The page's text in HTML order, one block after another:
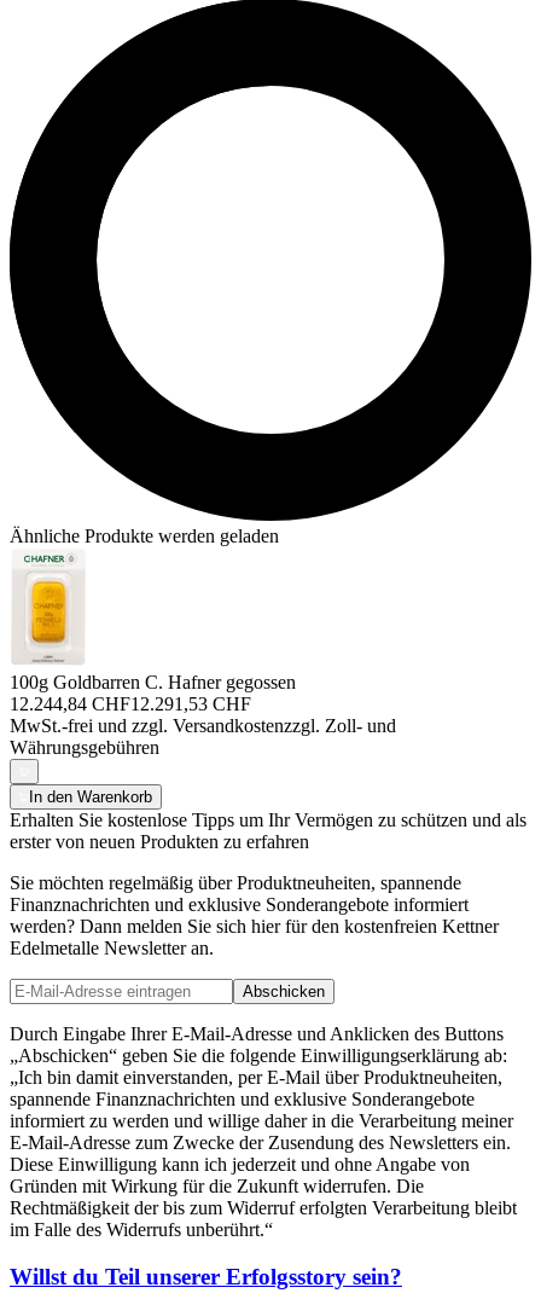
Ähnliche Produkte werden geladen
100g Goldbarren C. Hafner gegossen
12.244,84 CHF12.291,53 CHF
MwSt.-frei und zzgl. Versandkostenzzgl. Zoll- und
Währungsgebühren
In den Warenkorb
Erhalten Sie kostenlose Tipps um Ihr Vermögen zu schützen und als
erster von neuen Produkten zu erfahren
Sie möchten regelmäßig über Produktneuheiten, spannende
Finanznachrichten und exklusive Sonderangebote informiert
werden? Dann melden Sie sich hier für den kostenfreien Kettner
Edelmetalle Newsletter an.
Abschicken
Durch Eingabe Ihrer E-Mail-Adresse und Anklicken des Buttons
„Abschicken“ geben Sie die folgende Einwilligungserklärung ab:
„Ich bin damit einverstanden, per E-Mail über Produktneuheiten,
spannende Finanznachrichten und exklusive Sonderangebote
informiert zu werden und willige daher in die Verarbeitung meiner
E-Mail-Adresse zum Zwecke der Zusendung des Newsletters ein.
Diese Einwilligung kann ich jederzeit und ohne Angabe von
Gründen mit Wirkung für die Zukunft widerrufen. Die
Rechtmäßigkeit der bis zum Widerruf erfolgten Verarbeitung bleibt
im Falle des Widerrufs unberührt.“
Willst du Teil unserer Erfolgsstory sein?